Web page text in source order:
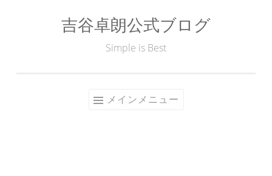
吉谷卓朗公式ブログ
Simple is Best
メインメニュー